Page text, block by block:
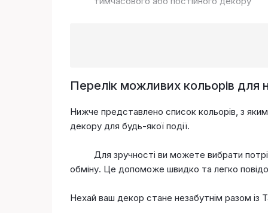
Перелік можливих кольорів
Нижче представлено список кольорів, з
декору для будь-якої події.
Для зручності ви можете вибрати
обміну. Це допоможе швидко та легко
Нехай ваш декор стане незабутнім разом із